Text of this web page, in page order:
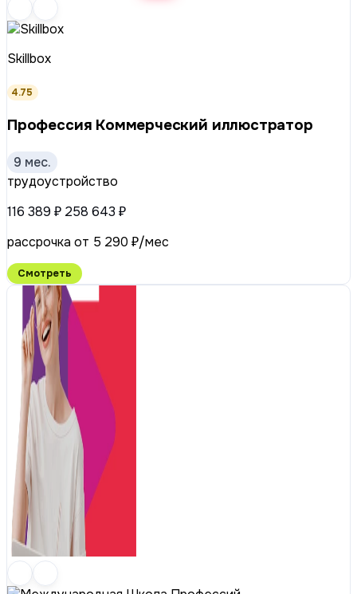
Skillbox
4.75
Профессия Коммерческий иллюстратор
9 мес.
трудоустройство
116 389 ₽ 258 643 ₽
рассрочка от 5 290 ₽/мес
Смотреть